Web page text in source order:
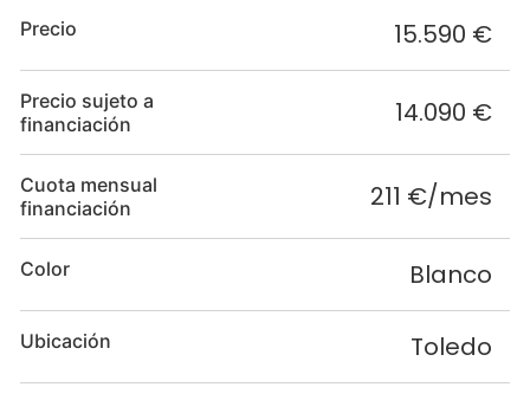
Precio 15.590 €
Precio sujeto a
financiación
14.090 €
Cuota mensual
financiación
211 €/mes
Color Blanco
Ubicación Toledo